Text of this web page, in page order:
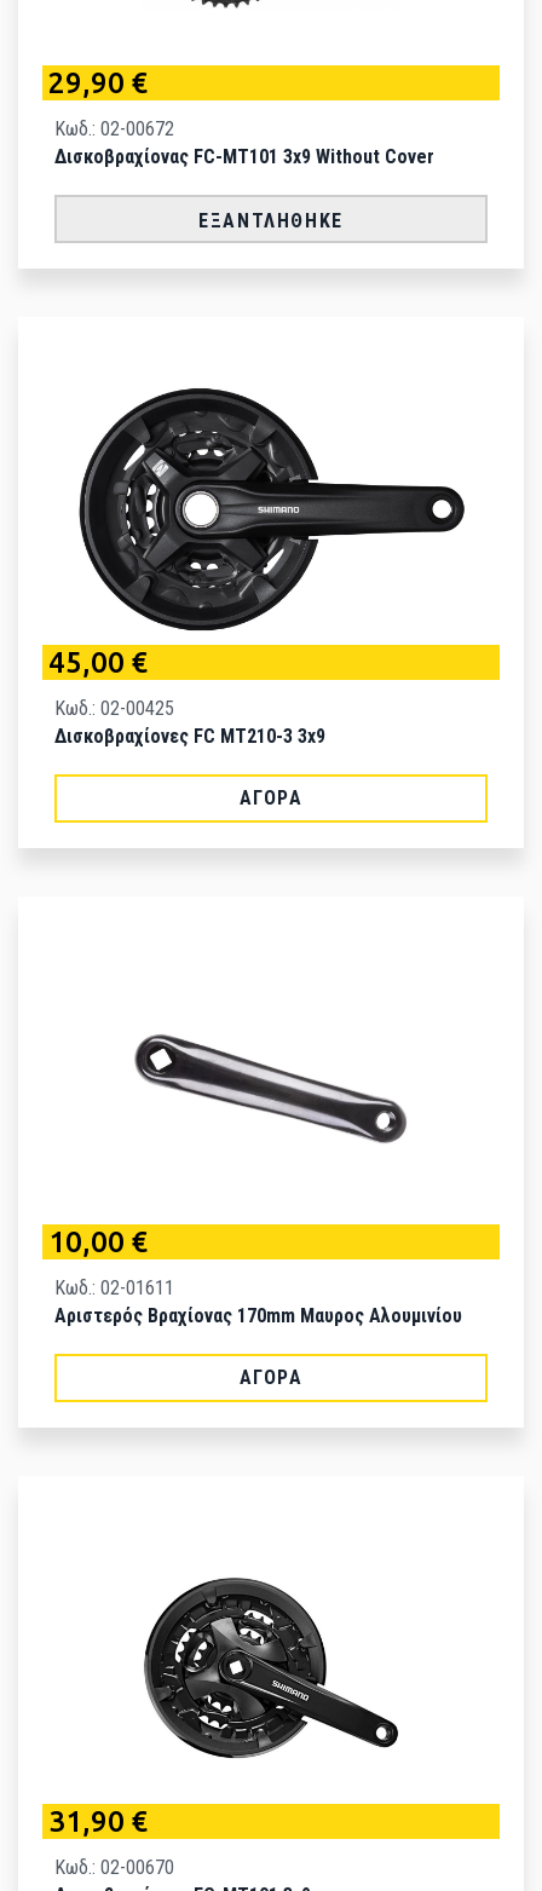
29,90 €
Κωδ.: 02-00672
Δισκοβραχίονας FC-MT101 3x9 Without Cover
ΕΞΑΝΤΛΉΘΗΚΕ
45,00 €
Κωδ.: 02-00425
Δισκοβραχίονες FC MT210-3 3x9
ΑΓΟΡΆ
10,00 €
Κωδ.: 02-01611
Αριστερός Βραχίονας 170mm Μαυρος Αλουμινίου
ΑΓΟΡΆ
31,90 €
Κωδ.: 02-00670